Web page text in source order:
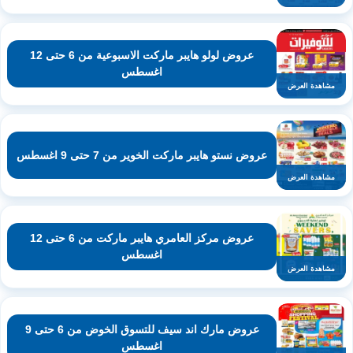
مشاهدة العرض
عروض لولو هايبر ماركت الاسبوعية من 6 حتى 12
اغسطس
مشاهدة العرض
عروض نستو هايبر ماركت الخوير من 7 حتى 9 اغسطس
مشاهدة العرض
عروض مركز العامري هايبر ماركت من 6 حتى 12
اغسطس
عروض مارك اند سيف للتسوق الخوض من 6 حتى 9
اغسطس